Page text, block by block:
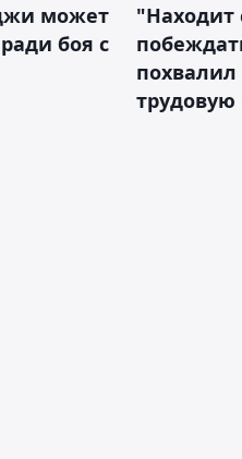
может
боя с
"Находит
трудовую